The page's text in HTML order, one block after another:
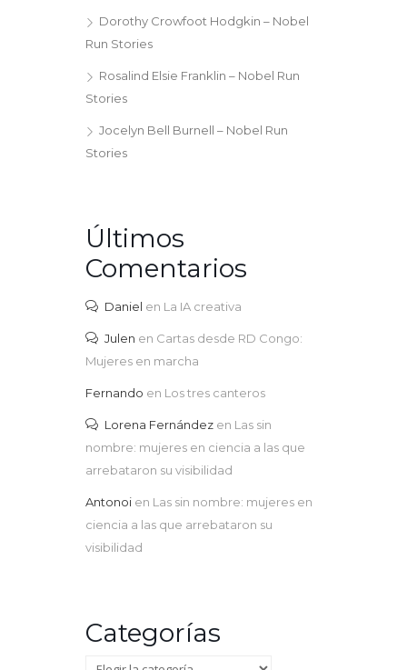
Dorothy Crowfoot Hodgkin – Nobel
Run Stories
Rosalind Elsie Franklin – Nobel Run
Stories
Jocelyn Bell Burnell – Nobel Run
Stories
Últimos
Comentarios
Daniel en La IA creativa
Julen en Cartas desde RD Congo:
Mujeres en marcha
Fernando en Los tres canteros
Lorena Fernández en Las sin
nombre: mujeres en ciencia a las que
arrebataron su visibilidad
Antonoi en Las sin nombre: mujeres en
ciencia a las que arrebataron su
visibilidad
Categorías
Categorías